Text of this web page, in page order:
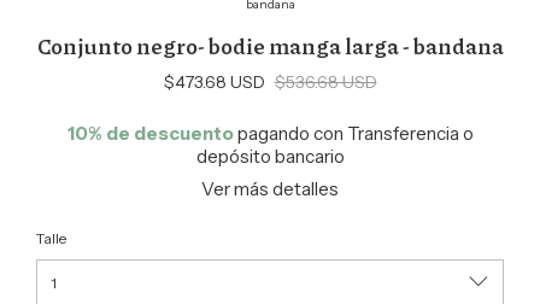
bandana
Conjunto negro- bodie manga larga - bandana
$473.68 USD $536.68 USD
10% de descuentopagando con Transferencia o
depósito bancario
Ver más detalles
Talle